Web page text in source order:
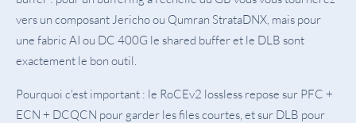
vers un composant Jericho ou Qumran StrataDNX, mais pour
une fabric AI ou DC 400G le shared buffer et le DLB sont
exactement le bon outil.
Pourquoi c'est important : le RoCEv2 lossless repose sur PFC +
ECN + DCQCN pour garder les files courtes, et sur DLB pour